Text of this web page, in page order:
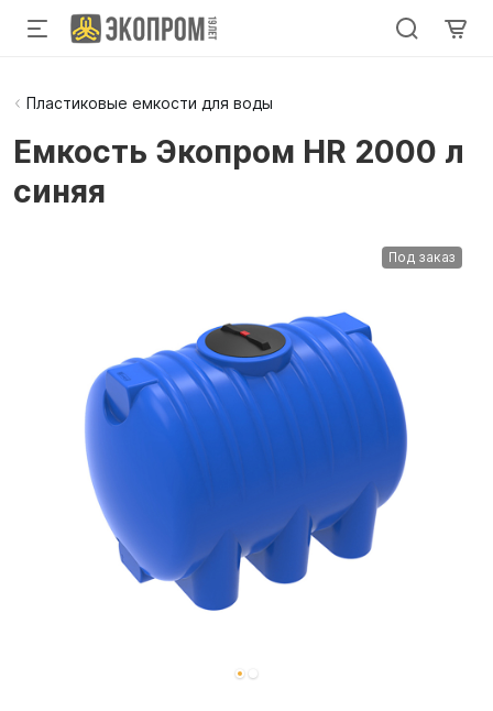
Пластиковые емкости для воды
Емкость Экопром HR 2000 л
синяя
Под заказ